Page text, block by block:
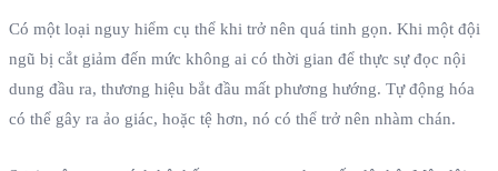
Có một loại nguy hiểm cụ thể khi trở nên quá tinh gọn. Khi một đội
ngũ bị cắt giảm đến mức không ai có thời gian để thực sự đọc nội
dung đầu ra, thương hiệu bắt đầu mất phương hướng. Tự động hóa
có thể gây ra ảo giác, hoặc tệ hơn, nó có thể trở nên nhàm chán.